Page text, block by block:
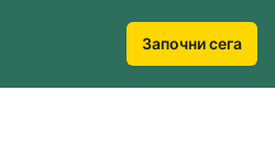
Започни сега